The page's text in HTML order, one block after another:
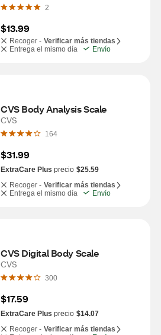
2
$13.99
Recoger - Verificar más tiendas
Entrega el mismo día
Envío
CVS Body Analysis Scale
CVS
164
$31.99
ExtraCare Plus precio $25.59
Recoger - Verificar más tiendas
Entrega el mismo día
Envío
CVS Digital Body Scale
CVS
300
$17.59
ExtraCare Plus precio $14.07
Recoger - Verificar más tiendas